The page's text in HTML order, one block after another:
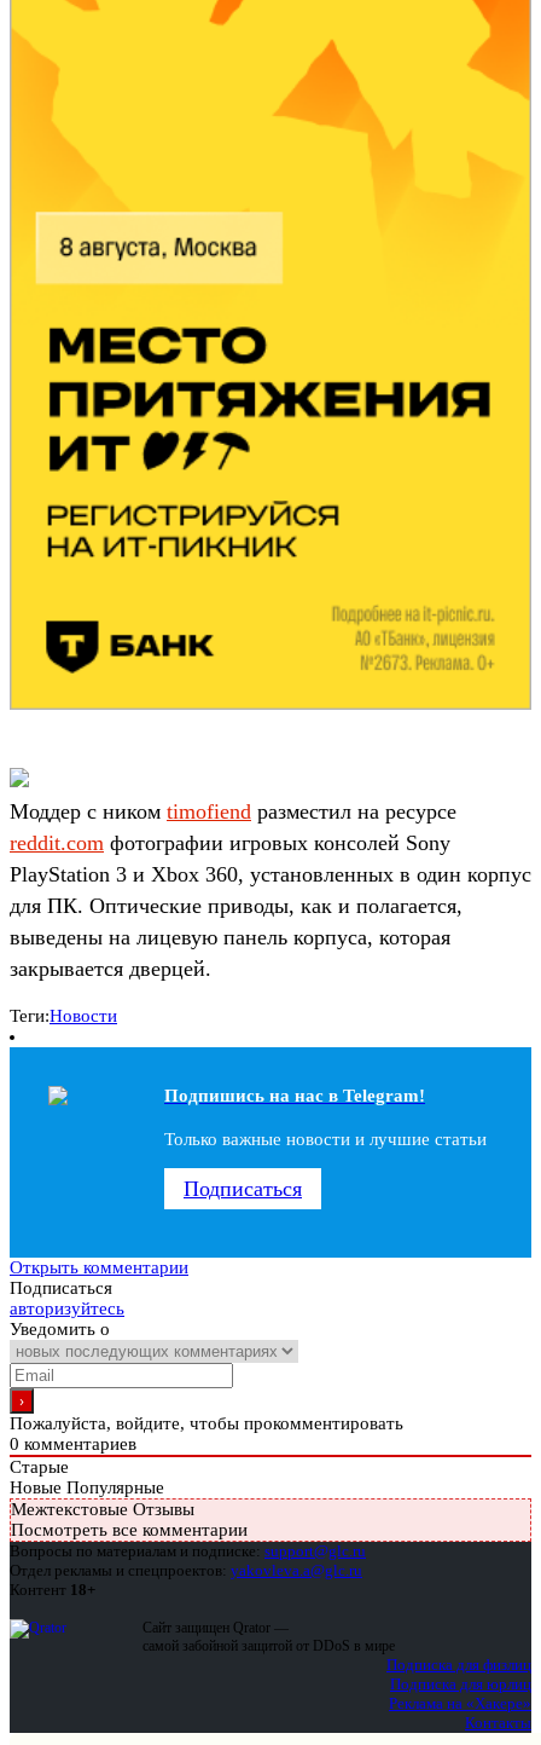
Моддер с ником timofiend разместил на ресурсе
reddit.com фотографии игровых консолей Sony
PlayStation 3 и Xbox 360, установленных в один корпус
для ПК. Оптические приводы, как и полагается,
выведены на лицевую панель корпуса, которая
закрывается дверцей.
Теги:Новости
Подпишись на наc в Telegram!
Только важные новости и лучшие статьи
Подписаться
Открыть комментарии
Подписаться
авторизуйтесь
Уведомить о
Пожалуйста, войдите, чтобы прокомментировать
0 комментариев
Старые
Новые Популярные
Межтекстовые Отзывы
Посмотреть все комментарии
Вопросы по материалам и подписке: support@glc.ru
Отдел рекламы и спецпроектов: yakovleva.a@glc.ru
Контент 18+
Сайт защищен Qrator —
самой забойной защитой от DDoS в мире
Подписка для физлиц
Подписка для юрлиц
Реклама на «Хакере»
Контакты